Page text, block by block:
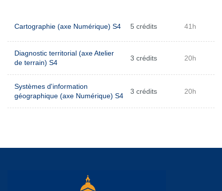
Cartographie (axe Numérique) S4 5 crédits 41h
Diagnostic territorial (axe Atelier
de terrain) S4
3 crédits 20h
Systèmes d'information
géographique (axe Numérique) S4
3 crédits 20h